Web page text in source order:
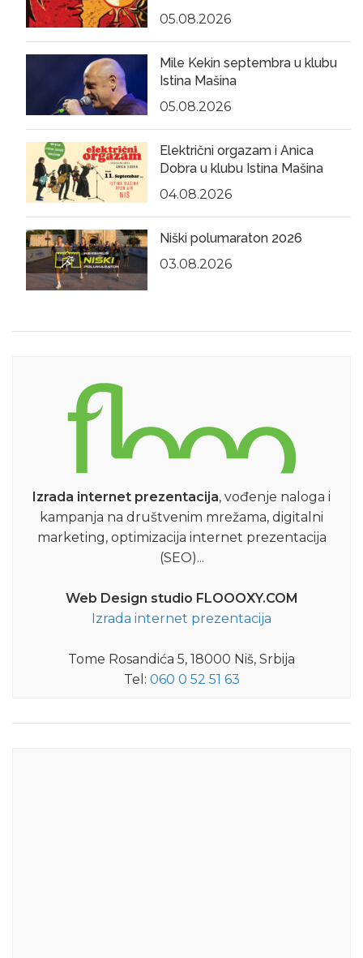
05.08.2026
Mile Kekin septembra u klubu
Istina Mašina
05.08.2026
Električni orgazam i Anica
Dobra u klubu Istina Mašina
04.08.2026
Niški polumaraton 2026
03.08.2026
Izrada internet prezentacija, vođenje naloga i
kampanja na društvenim mrežama, digitalni
marketing, optimizacija internet prezentacija
(SEO)...
Web Design studio FLOOOXY.COM
Izrada internet prezentacija
Tome Rosandića 5, 18000 Niš, Srbija
Tel: 060 0 52 51 63